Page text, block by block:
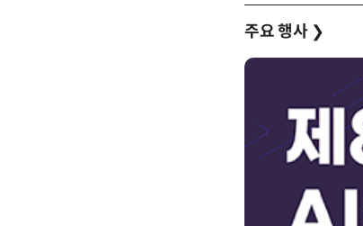
주요 행사 ❯